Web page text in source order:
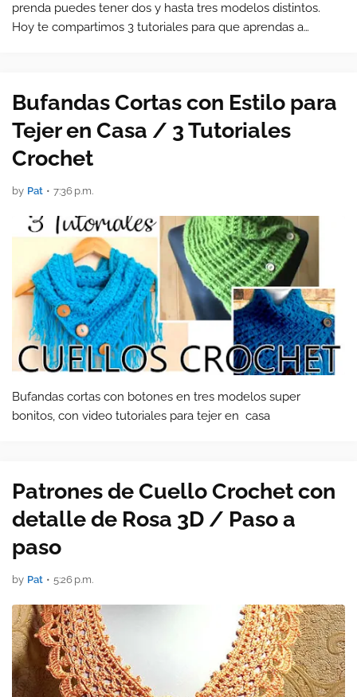
prenda puedes tener dos y hasta tres modelos distintos.
Hoy te compartimos 3 tutoriales para que aprendas a
Bufandas Cortas con Estilo para
Tejer en Casa / 3 Tutoriales
Crochet
by Pat • 7:36 p.m.
Bufandas cortas con botones en tres modelos super
bonitos, con video tutoriales para tejer en casa
Patrones de Cuello Crochet con
detalle de Rosa 3D / Paso a
paso
by Pat • 5:26 p.m.